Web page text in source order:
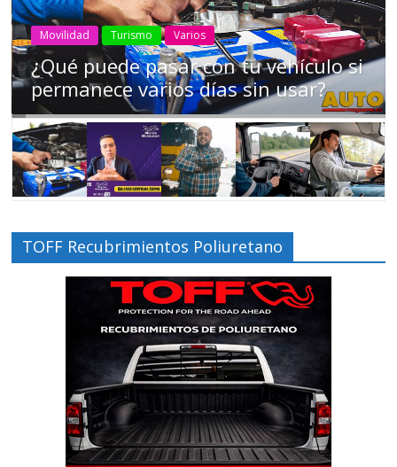
AEADE Industria Motociclismo Motos Movilidad
Campaña busca cambiar destino de
los motociclistas en la región
TOFF Recubrimientos Poliuretano